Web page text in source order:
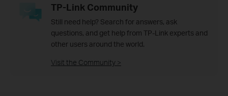
TP-Link Community
Still need help? Search for answers, ask
questions, and get help from TP-Link experts and
other users around the world.
Visit the Community >